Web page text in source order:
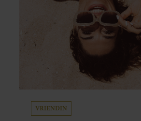
VRIENDIN